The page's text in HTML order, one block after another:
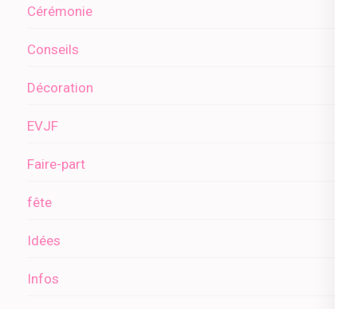
Cérémonie
Conseils
Décoration
EVJF
Faire-part
fête
Idées
Infos